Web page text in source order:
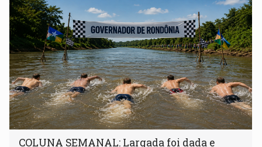
COLUNA SEMANAL: Largada foi dada e